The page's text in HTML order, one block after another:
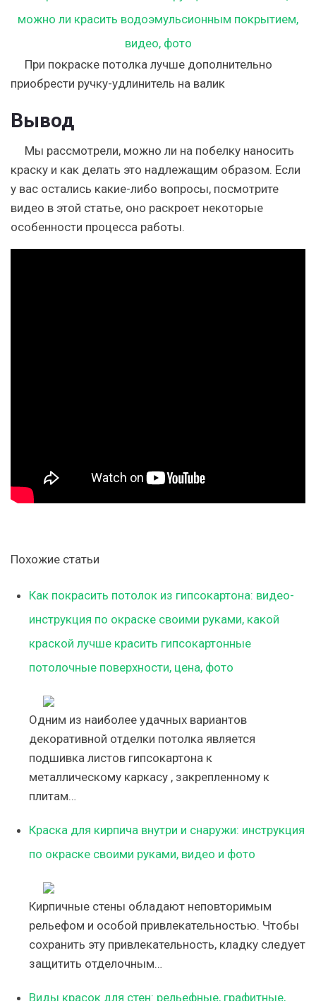
При покраске потолка лучше дополнительно
приобрести ручку-удлинитель на валик
Вывод
Мы рассмотрели, можно ли на побелку наносить
краску и как делать это надлежащим образом. Если
у вас остались какие-либо вопросы, посмотрите
видео в этой статье, оно раскроет некоторые
особенности процесса работы.
Похожие статьи
Как покрасить потолок из гипсокартона: видео-
инструкция по окраске своими руками, какой
краской лучше красить гипсокартонные
потолочные поверхности, цена, фото
Одним из наиболее удачных вариантов
декоративной отделки потолка является
подшивка листов гипсокартона к
металлическому каркасу , закрепленному к
плитам…
Краска для кирпича внутри и снаружи: инструкция
по окраске своими руками, видео и фото
Кирпичные стены обладают неповторимым
рельефом и особой привлекательностью. Чтобы
сохранить эту привлекательность, кладку следует
защитить отделочным…
Виды красок для стен: рельефные, графитные,